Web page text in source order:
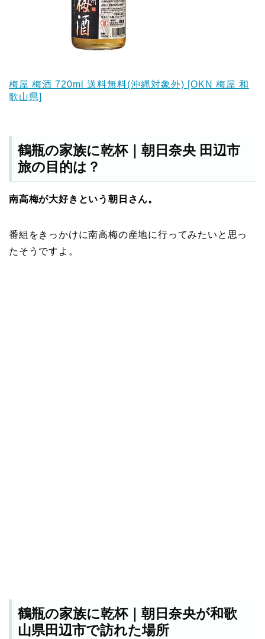
梅屋 梅酒 720ml 送料無料(沖縄対象外) [OKN 梅屋 和
歌山県]
鶴瓶の家族に乾杯｜朝日奈央 田辺市
旅の目的は？
南高梅が大好きという朝日さん。
番組をきっかけに南高梅の産地に行ってみたいと思っ
たそうですよ。
鶴瓶の家族に乾杯｜朝日奈央が和歌
山県田辺市で訪れた場所